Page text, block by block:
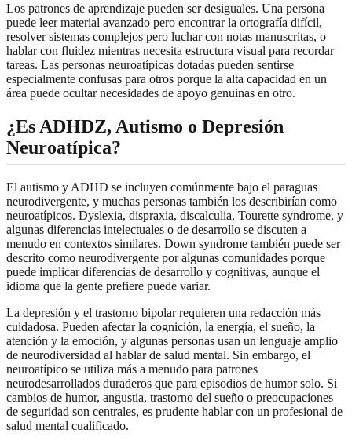
Los patrones de aprendizaje pueden ser desiguales. Una persona
puede leer material avanzado pero encontrar la ortografía difícil,
resolver sistemas complejos pero luchar con notas manuscritas, o
hablar con fluidez mientras necesita estructura visual para recordar
tareas. Las personas neuroatípicas dotadas pueden sentirse
especialmente confusas para otros porque la alta capacidad en un
área puede ocultar necesidades de apoyo genuinas en otro.
¿Es ADHDZ, Autismo o Depresión
Neuroatípica?
El autismo y ADHD se incluyen comúnmente bajo el paraguas
neurodivergente, y muchas personas también los describirían como
neuroatípicos. Dyslexia, dispraxia, discalculia, Tourette syndrome, y
algunas diferencias intelectuales o de desarrollo se discuten a
menudo en contextos similares. Down syndrome también puede ser
descrito como neurodivergente por algunas comunidades porque
puede implicar diferencias de desarrollo y cognitivas, aunque el
idioma que la gente prefiere puede variar.
La depresión y el trastorno bipolar requieren una redacción más
cuidadosa. Pueden afectar la cognición, la energía, el sueño, la
atención y la emoción, y algunas personas usan un lenguaje amplio
de neurodiversidad al hablar de salud mental. Sin embargo, el
neuroatípico se utiliza más a menudo para patrones
neurodesarrollados duraderos que para episodios de humor solo. Si
cambios de humor, angustia, trastorno del sueño o preocupaciones
de seguridad son centrales, es prudente hablar con un profesional de
salud mental cualificado.